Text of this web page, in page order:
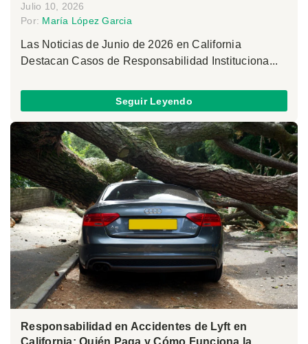
Julio 10, 2026
Por: María López Garcia
Las Noticias de Junio de 2026 en California
Destacan Casos de Responsabilidad Instituciona...
Seguir Leyendo
Responsabilidad en Accidentes de Lyft en
California: Quién Paga y Cómo Funciona la